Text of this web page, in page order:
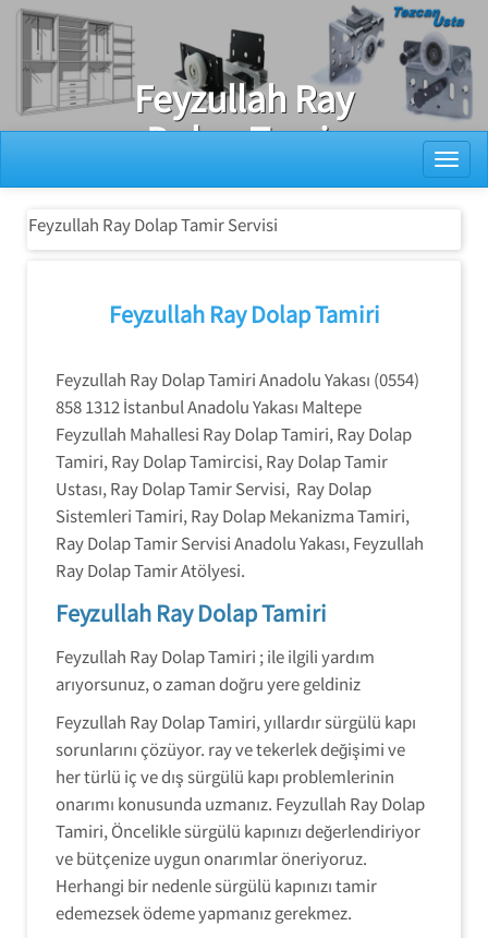
Ray Dolap Tamiri
Feyzullah Ray
Dolap Tamir
Servisi
Feyzullah Ray Dolap Tamir Servisi
Feyzullah Ray Dolap Tamiri
Feyzullah Ray Dolap Tamiri Anadolu Yakası (0554)
858 1312 İstanbul Anadolu Yakası Maltepe
Feyzullah Mahallesi Ray Dolap Tamiri, Ray Dolap
Tamiri, Ray Dolap Tamircisi, Ray Dolap Tamir
Ustası, Ray Dolap Tamir Servisi, Ray Dolap
Sistemleri Tamiri, Ray Dolap Mekanizma Tamiri,
Ray Dolap Tamir Servisi Anadolu Yakası, Feyzullah
Ray Dolap Tamir Atölyesi.
Feyzullah Ray Dolap Tamiri
Feyzullah Ray Dolap Tamiri ; ile ilgili yardım
arıyorsunuz, o zaman doğru yere geldiniz
Feyzullah Ray Dolap Tamiri, yıllardır sürgülü kapı
sorunlarını çözüyor. ray ve tekerlek değişimi ve
her türlü iç ve dış sürgülü kapı problemlerinin
onarımı konusunda uzmanız. Feyzullah Ray Dolap
Tamiri, Öncelikle sürgülü kapınızı değerlendiriyor
ve bütçenize uygun onarımlar öneriyoruz.
Herhangi bir nedenle sürgülü kapınızı tamir
edemezsek ödeme yapmanız gerekmez.